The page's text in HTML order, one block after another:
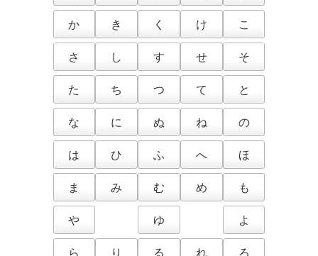
か
き く け
こ
さ
し す せ
そ
た
ち つ て
と
な
に ぬ ね
の
は
ひ ふ へ
ほ
ま
み む め
も
や
ゆ
よ
ら
り る れ
ろ